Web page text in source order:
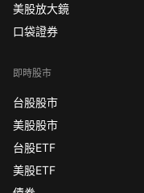
美股放大鏡
口袋證券
即時股市
台股股市
美股股市
台股ETF
美股ETF